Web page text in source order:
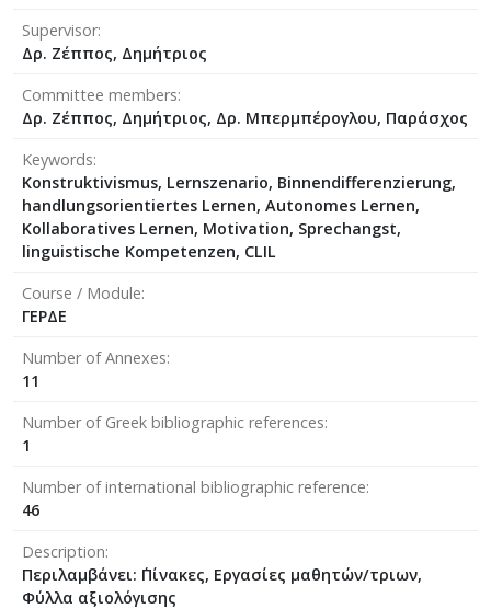
Supervisor
Δρ. Ζέππος, Δημήτριος
Committee members
Δρ. Ζέππος, Δημήτριος, Δρ. Μπερμπέρογλου, Παράσχος
Keywords
Konstruktivismus, Lernszenario, Binnendifferenzierung,
handlungsorientiertes Lernen, Autonomes Lernen,
Kollaboratives Lernen, Motivation, Sprechangst,
linguistische Kompetenzen, CLIL
Course / Module
ΓΕΡΔΕ
Number of Annexes
11
Number of Greek bibliographic references
1
Number of international bibliographic reference
46
Description
Περιλαμβάνει: ΄Πίνακες, Εργασίες μαθητών/τριων,
Φύλλα αξιολόγισης